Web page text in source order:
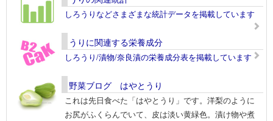
しろうりなどさまざまな統計データを掲載しています
うりに関連する栄養成分
しろうり/漬物/奈良漬の栄養成分表を掲載しています
野菜ブログ はやとうり
これは先日食べた「はやとうり」です。洋梨のように
お尻がふくらんでいて、皮は淡い黄緑色。漬け物や煮